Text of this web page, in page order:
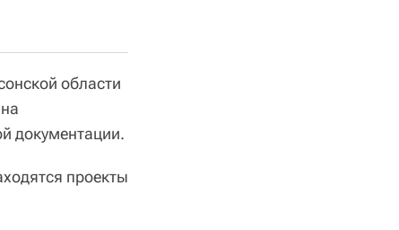
области
документации.
проекты